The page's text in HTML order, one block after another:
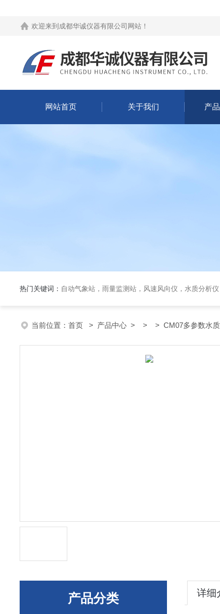
欢迎来到 成都华诚仪器有限公司网站 ！
网站首页 关于我们 产
热门关键词： 自动气象站，雨量监测站，风速风向仪，水质分析
当前位置： 首页 > 产品中心 > > > CM07多参数水质
产品分类 详细